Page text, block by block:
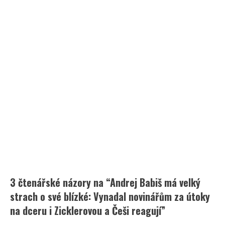
3 čtenářské názory na “Andrej Babiš má velký
strach o své blízké: Vynadal novinářům za útoky
na dceru i Zicklerovou a Češi reagují”